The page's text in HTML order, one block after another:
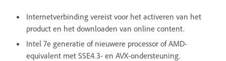
Internetverbinding vereist voor het activeren van het
product en het downloaden van online content.
Intel 7e generatie of nieuwere processor of AMD-
equivalent met SSE4.3- en AVX-ondersteuning.